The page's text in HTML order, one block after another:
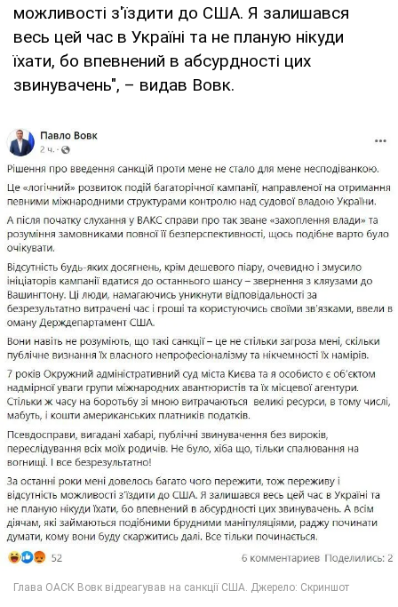
можливості з'їздити до США. Я залишався
весь цей час в Україні та не планую нікуди
їхати, бо впевнений в абсурдності цих
звинувачень", – видав Вовк.